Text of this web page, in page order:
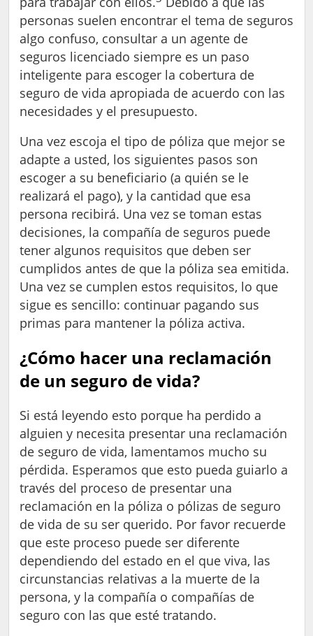
personas suelen encontrar el tema de seguros
algo confuso, consultar a un agente de
seguros licenciado siempre es un paso
inteligente para escoger la cobertura de
seguro de vida apropiada de acuerdo con las
necesidades y el presupuesto.
Una vez escoja el tipo de póliza que mejor se
adapte a usted, los siguientes pasos son
escoger a su beneficiario (a quién se le
realizará el pago), y la cantidad que esa
persona recibirá. Una vez se toman estas
decisiones, la compañía de seguros puede
tener algunos requisitos que deben ser
cumplidos antes de que la póliza sea emitida.
Una vez se cumplen estos requisitos, lo que
sigue es sencillo: continuar pagando sus
primas para mantener la póliza activa.
¿Cómo hacer una reclamación
de un seguro de vida?
Si está leyendo esto porque ha perdido a
alguien y necesita presentar una reclamación
de seguro de vida, lamentamos mucho su
pérdida. Esperamos que esto pueda guiarlo a
través del proceso de presentar una
reclamación en la póliza o pólizas de seguro
de vida de su ser querido. Por favor recuerde
que este proceso puede ser diferente
dependiendo del estado en el que viva, las
circunstancias relativas a la muerte de la
persona, y la compañía o compañías de
seguro con las que esté tratando.